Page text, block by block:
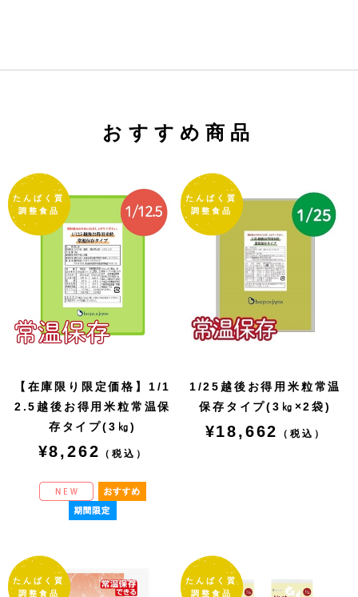
おすすめ商品
【在庫限り限定価格】1/1
2.5越後お得用米粒常温保
存タイプ(3㎏)
¥8,262 （税込）
1/25越後お得用米粒常温
保存タイプ(3㎏×2袋)
¥18,662 （税込）